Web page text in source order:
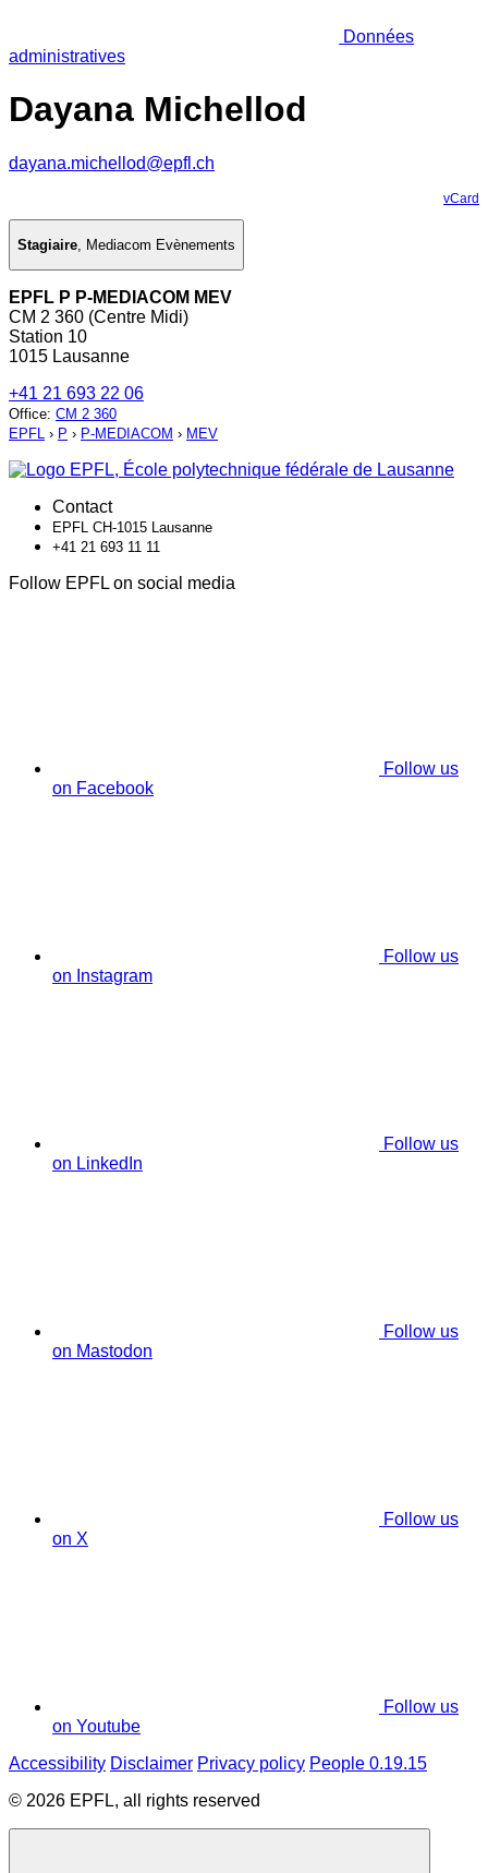
Données
administratives
Dayana Michellod
dayana.michellod@epfl.ch
vCard
Stagiaire, Mediacom Evènements
EPFL P P-MEDIACOM MEV
CM 2 360 (Centre Midi)
Station 10
1015 Lausanne
+41 21 693 22 06
Office: CM 2 360
EPFL › P › P-MEDIACOM › MEV
Contact
EPFL CH-1015 Lausanne
+41 21 693 11 11
Follow EPFL on social media
Follow us
on Facebook
Follow us
on Instagram
Follow us
on LinkedIn
Follow us
on Mastodon
Follow us
on X
Follow us
on Youtube
Accessibility Disclaimer Privacy policy People 0.19.15
© 2026 EPFL, all rights reserved